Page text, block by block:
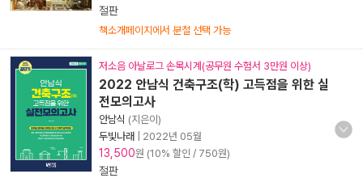
절판
책소개페이지에서 분철 선택 가능
저소음 아날로그 손목시계(공무원 수험서 3만원 이상)
2022 안남식 건축구조(학) 고득점을 위한 실
전모의고사
안남식 (지은이)
두빛나래
2022년 05월
13,500원 (10% 할인 / 750원)
절판